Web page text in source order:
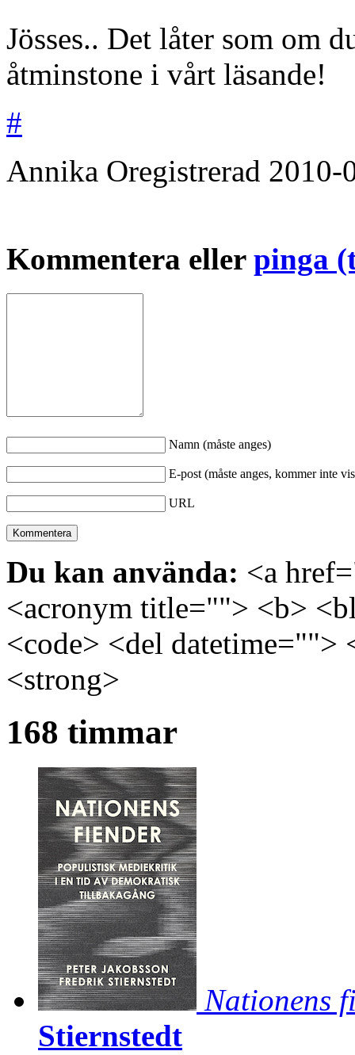
Jösses.. Det låter som om
åtminstone i vårt läsande!
#
Annika Oregistrerad 2010-
Kommentera eller pinga
Namn (måste anges)
E-post (måste anges, kommer inte
URL
Du kan använda: <a
<acronym title=""> <b>
<code> <del
<strong>
168 timmar
Nationens
Stiernstedt